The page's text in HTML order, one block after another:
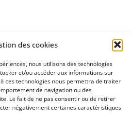
des cookies
nous utilisons des technologies
et/ou accéder aux informations sur
ces technologies nous permettra de traiter
de navigation ou des
Le fait de ne pas consentir ou de retirer
négativement certaines caractéristiques